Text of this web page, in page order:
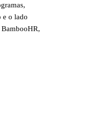
e o lado